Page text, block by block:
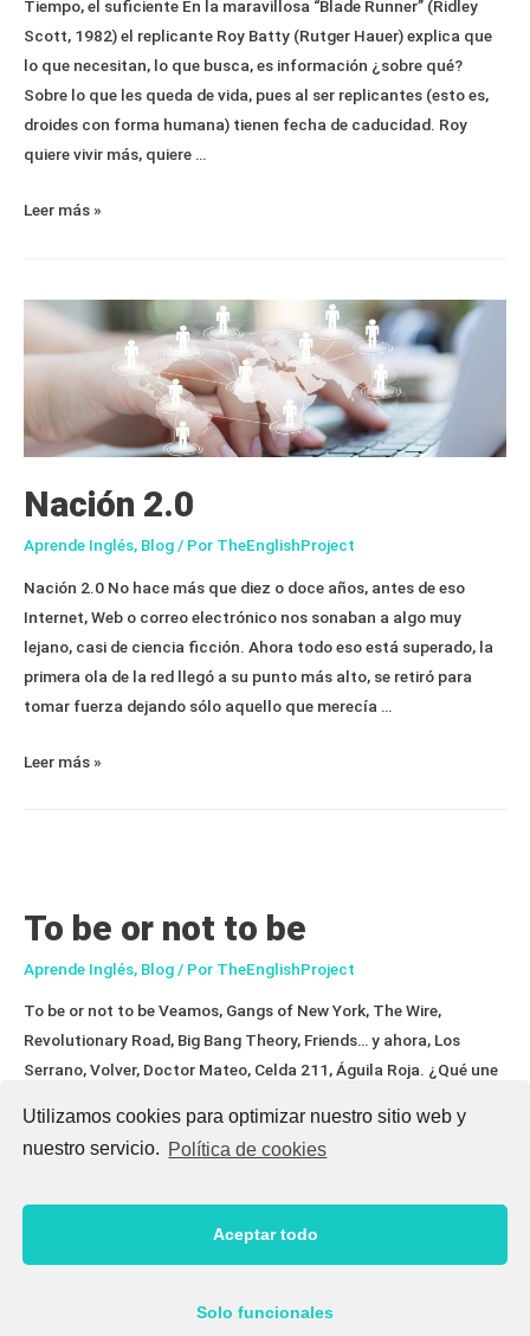
Utilizamos cookies para optimizar nuestro sitio web y
nuestro servicio. Política de cookies
Aceptar todo
Solo funcionales
Tiempo, el suficiente En la maravillosa “Blade Runner” (Ridley
Scott, 1982) el replicante Roy Batty (Rutger Hauer) explica que
lo que necesitan, lo que busca, es información ¿sobre qué?
Sobre lo que les queda de vida, pues al ser replicantes (esto es,
droides con forma humana) tienen fecha de caducidad. Roy
quiere vivir más, quiere …
Tiempo,
Leer más »
Nación 2.0
Aprende Inglés, Blog / Por TheEnglishProject
Nación 2.0 No hace más que diez o doce años, antes de eso
Internet, Web o correo electrónico nos sonaban a algo muy
lejano, casi de ciencia ficción. Ahora todo eso está superado, la
primera ola de la red llegó a su punto más alto, se retiró para
tomar fuerza dejando sólo aquello que merecía …
Nación
Leer más »
To be or not to be
Aprende Inglés, Blog / Por TheEnglishProject
To be or not to be Veamos, Gangs of New York, The Wire,
Revolutionary Road, Big Bang Theory, Friends… y ahora, Los
Serrano, Volver, Doctor Mateo, Celda 211, Águila Roja. ¿Qué une
Evidentemente unas están en inglés y otras en castellano. ¿Por
qué las metemos juntas? Porque …
To